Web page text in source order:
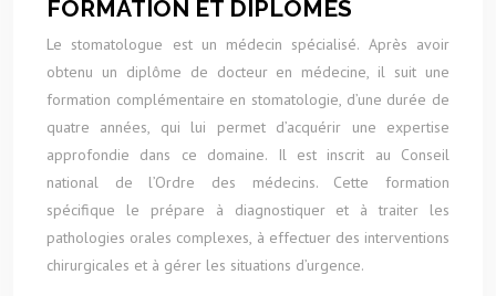
FORMATION ET DIPLÔMES
Le stomatologue est un médecin spécialisé. Après avoir
obtenu un diplôme de docteur en médecine, il suit une
formation complémentaire en stomatologie, d’une durée de
quatre années, qui lui permet d’acquérir une expertise
approfondie dans ce domaine. Il est inscrit au Conseil
national de l’Ordre des médecins. Cette formation
spécifique le prépare à diagnostiquer et à traiter les
pathologies orales complexes, à effectuer des interventions
chirurgicales et à gérer les situations d’urgence.